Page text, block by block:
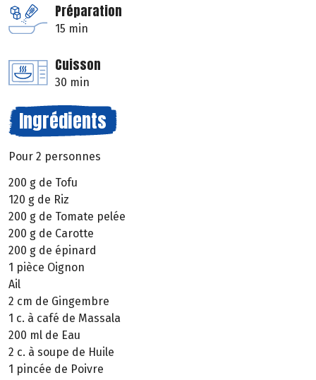
Préparation
15 min
Cuisson
30 min
Ingrédients
Pour 2 personnes
200 g de Tofu
120 g de Riz
200 g de Tomate pelée
200 g de Carotte
200 g de épinard
1 pièce Oignon
Ail
2 cm de Gingembre
1 c. à café de Massala
200 ml de Eau
2 c. à soupe de Huile
1 pincée de Poivre